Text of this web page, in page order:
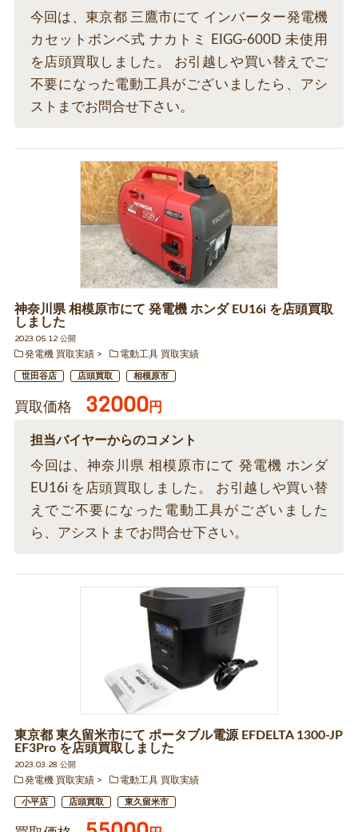
今回は、東京都 三鷹市にて インバーター発電機
カセットボンベ式 ナカトミ EIGG-600D 未使用
を店頭買取しました。 お引越しや買い替えでご
不要になった電動工具がございましたら、アシ
ストまでお問合せ下さい。
神奈川県 相模原市にて 発電機 ホンダ EU16i を店頭買取
しました
2023.05.12 公開
発電機 買取実績
電動工具 買取実績
世田谷店 店頭買取 相模原市
買取価格 32000円
担当バイヤーからのコメント
今回は、神奈川県 相模原市にて 発電機 ホンダ
EU16i を店頭買取しました。 お引越しや買い替
えでご不要になった電動工具がございました
ら、アシストまでお問合せ下さい。
東京都 東久留米市にて ポータブル電源 EFDELTA 1300-JP
EF3Pro を店頭買取しました
2023.03.28 公開
発電機 買取実績
電動工具 買取実績
小平店 店頭買取 東久留米市